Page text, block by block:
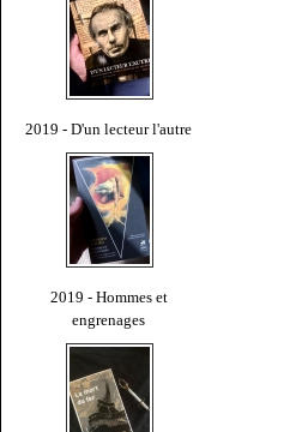
2019 - D'un lecteur l'autre
2019 - Hommes et
engrenages